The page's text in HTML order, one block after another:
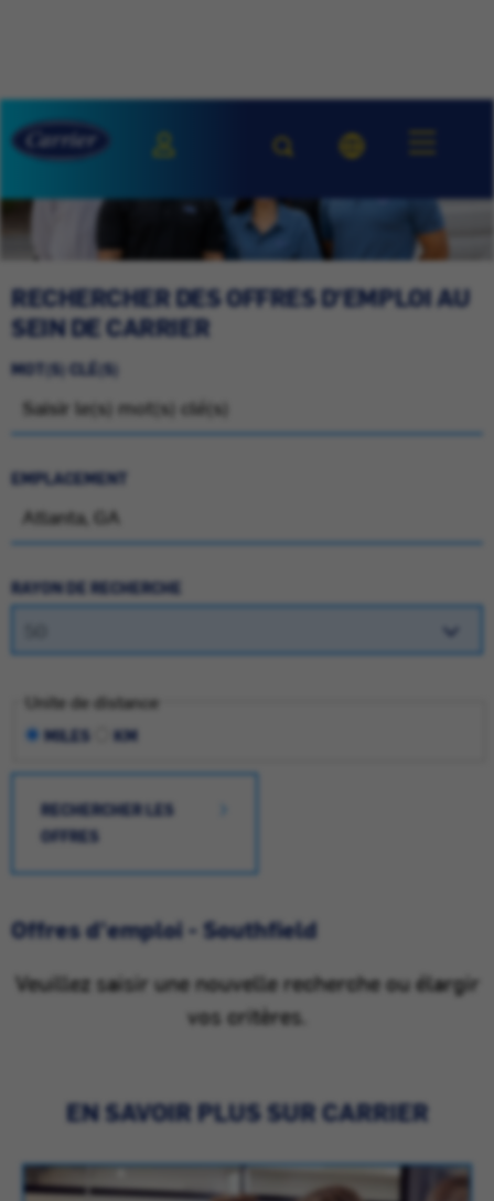
RECHERCHER DES OFFRES D'EMPLOI AU
SEIN DE CARRIER
MOT(S) CLÉ(S)
EMPLACEMENT
RAYON DE RECHERCHE
Unite de distance
MILES KM
RECHERCHER LES
OFFRES
Offres d'emploi - Southfield
Veuillez saisir une nouvelle recherche ou élargir
vos critères.
EN SAVOIR PLUS SUR CARRIER